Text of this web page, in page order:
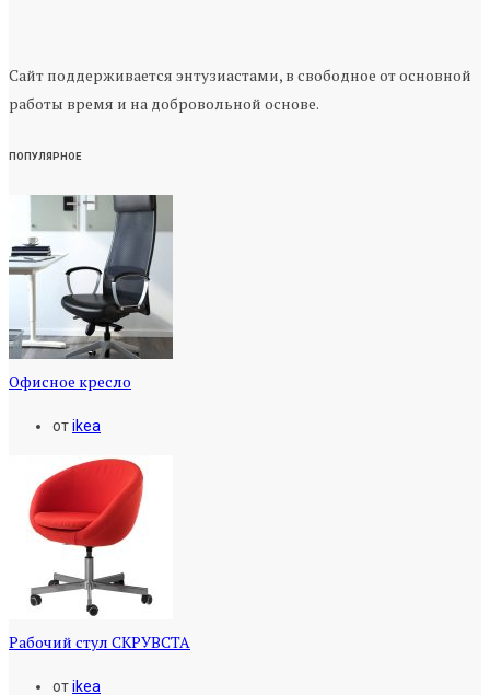
Сайт поддерживается энтузиастами, в свободное от основной
работы время и на добровольной основе.
ПОПУЛЯРНОЕ
Офисное кресло
отikea
Рабочий стул СКРУВСТА
отikea